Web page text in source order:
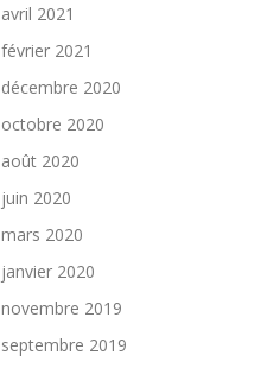
avril 2021
février 2021
décembre 2020
octobre 2020
août 2020
juin 2020
mars 2020
janvier 2020
novembre 2019
septembre 2019